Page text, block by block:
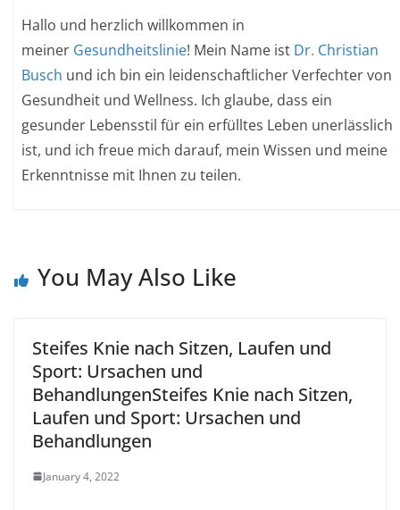
Hallo und herzlich willkommen in
meiner Gesundheitslinie! Mein Name ist Dr. Christian
Busch und ich bin ein leidenschaftlicher Verfechter von
Gesundheit und Wellness. Ich glaube, dass ein
gesunder Lebensstil für ein erfülltes Leben unerlässlich
ist, und ich freue mich darauf, mein Wissen und meine
Erkenntnisse mit Ihnen zu teilen.
You May Also Like
Steifes Knie nach Sitzen, Laufen und
Sport: Ursachen und
BehandlungenSteifes Knie nach Sitzen,
Laufen und Sport: Ursachen und
Behandlungen
January 4, 2022